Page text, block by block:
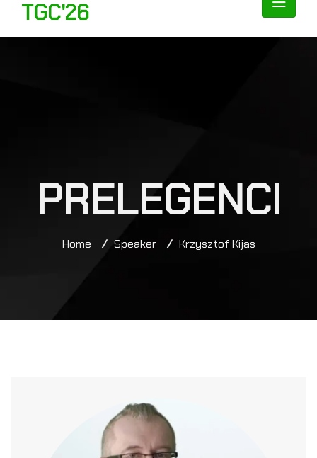
TGC'26
PRELEGENCI
Home / Speaker / Krzysztof Kijas